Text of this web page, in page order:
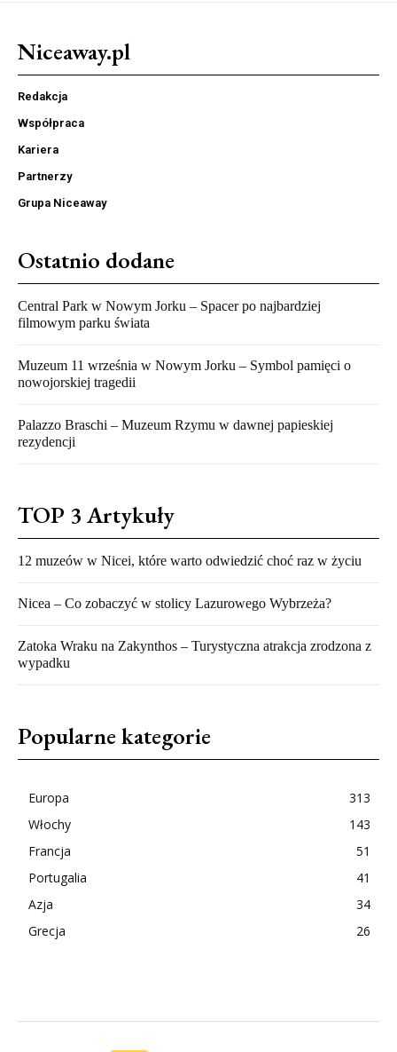
Niceaway.pl
Redakcja
Współpraca
Kariera
Partnerzy
Grupa Niceaway
Ostatnio dodane
Central Park w Nowym Jorku – Spacer po najbardziej
filmowym parku świata
Muzeum 11 września w Nowym Jorku – Symbol pamięci o
nowojorskiej tragedii
Palazzo Braschi – Muzeum Rzymu w dawnej papieskiej
rezydencji
TOP 3 Artykuły
12 muzeów w Nicei, które warto odwiedzić choć raz w życiu
Nicea – Co zobaczyć w stolicy Lazurowego Wybrzeża?
Zatoka Wraku na Zakynthos – Turystyczna atrakcja zrodzona z
wypadku
Popularne kategorie
Europa
313
Włochy
143
Francja
51
Portugalia
41
Azja
34
Grecja
26